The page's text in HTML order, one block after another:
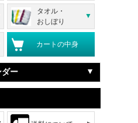
タオル・
おしぼり
カートの中身
ダー